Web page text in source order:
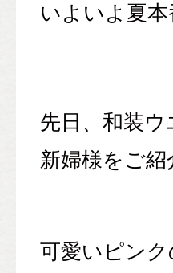
いよいよ夏本
先日、和装
新婦様をご紹
可愛いピン